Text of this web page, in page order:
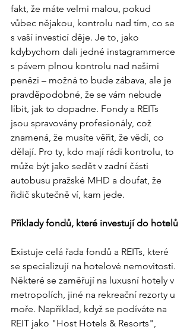
fakt, že máte velmi malou, pokud
vůbec nějakou, kontrolu nad tím, co se
s vaší investicí děje. Je to, jako
kdybychom dali jedné instagrammerce
s pávem plnou kontrolu nad našimi
penězi – možná to bude zábava, ale je
pravděpodobné, že se vám nebude
líbit, jak to dopadne. Fondy a REITs
jsou spravovány profesionály, což
znamená, že musíte věřit, že vědí, co
dělají. Pro ty, kdo mají rádi kontrolu, to
může být jako sedět v zadní části
autobusu pražské MHD a doufat, že
řidič skutečně ví, kam jede.
Příklady fondů, které investují do hotelů
Existuje celá řada fondů a REITs, které
se specializují na hotelové nemovitosti.
Některé se zaměřují na luxusní hotely v
metropolích, jiné na rekreační rezorty u
moře. Například, když se podíváte na
REIT jako "Host Hotels & Resorts",